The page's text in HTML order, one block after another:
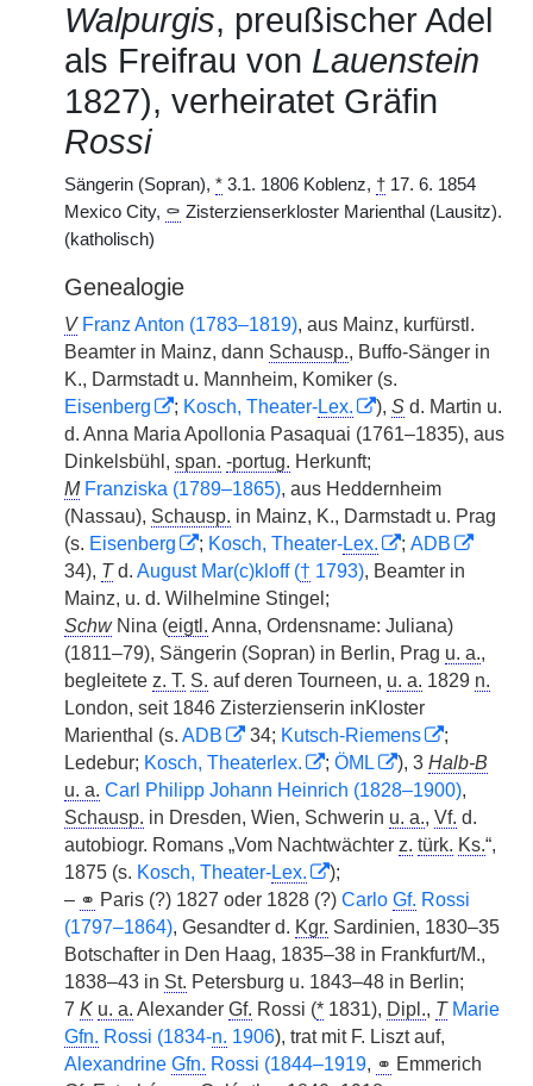
Walpurgis, preußischer Adel
als Freifrau von Lauenstein
1827), verheiratet Gräfin
Rossi
Sängerin (Sopran), * 3.1. 1806 Koblenz, † 17. 6. 1854
Mexico City, ⚰ Zisterzienserkloster Marienthal (Lausitz).
(katholisch)
Genealogie
V Franz Anton (1783–1819), aus Mainz, kurfürstl.
Beamter in Mainz, dann Schausp., Buffo-Sänger in
K., Darmstadt u. Mannheim, Komiker (s.
Eisenberg
; Kosch, Theater-Lex. ), S d. Martin u.
d. Anna Maria Apollonia Pasaquai (1761–1835), aus
Dinkelsbühl, span. -portug. Herkunft;
M Franziska (1789–1865), aus Heddernheim
(Nassau), Schausp. in Mainz, K., Darmstadt u. Prag
(s. Eisenberg ; Kosch, Theater-Lex. ; ADB
34), Td. August Mar(c)kloff († 1793), Beamter in
Mainz, u. d. Wilhelmine Stingel;
SchwNina (eigtl. Anna, Ordensname: Juliana)
(1811–79), Sängerin (Sopran) in Berlin, Prag u. a.,
begleitete z. T. S. auf deren Tourneen, u. a. 1829 n.
London, seit 1846 Zisterzienserin inKloster
Marienthal (s. ADB 34; Kutsch-Riemens
;
Ledebur; Kosch, Theaterlex. ; ÖML ), 3 Halb-B
u. a. Carl Philipp Johann Heinrich (1828–1900),
Schausp. in Dresden, Wien, Schwerin u. a., Vf. d.
autobiogr. Romans „Vom Nachtwächter z. türk. Ks.“,
1875 (s. Kosch, Theater-Lex.
);
– ⚭ Paris (?) 1827 oder 1828 (?) Carlo Gf. Rossi
(1797–1864), Gesandter d. Kgr. Sardinien, 1830–35
Botschafter in Den Haag, 1835–38 in Frankfurt/M.,
1838–43 in St. Petersburg u. 1843–48 in Berlin;
7 K u. a. Alexander Gf. Rossi (* 1831), Dipl., T Marie
Gfn. Rossi (1834-n. 1906), trat mit F. Liszt auf,
Alexandrine Gfn. Rossi (1844–1919, ⚭ Emmerich